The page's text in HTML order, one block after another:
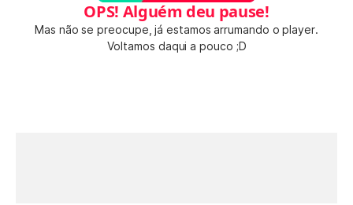
OPS! Alguém deu pause!
Mas não se preocupe, já estamos arrumando o player.
Voltamos daqui a pouco ;D